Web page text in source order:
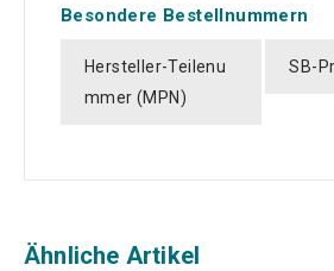
Besondere Bestellnummern
Hersteller-Teilenu
mmer (MPN)
SB-
Ähnliche Artikel